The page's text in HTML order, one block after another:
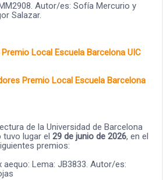
Autor/es: Sofía Mercurio y
Salazar.
Local Escuela Barcelona UIC
Premio Local Escuela Barcelona
de la Universidad de Barcelona
tuvo lugar el29 de junio de 2026, en el
premios:
aequo: Lema: JB3833. Autor/es: